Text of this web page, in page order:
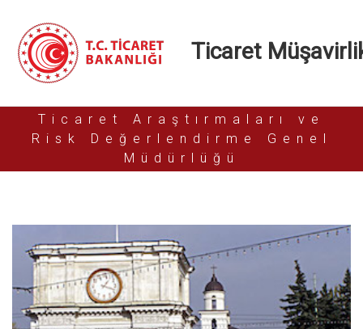
Ticaret
Ticaret Araştırmaları ve
Risk Değerlendirme Genel
Müdürlüğü